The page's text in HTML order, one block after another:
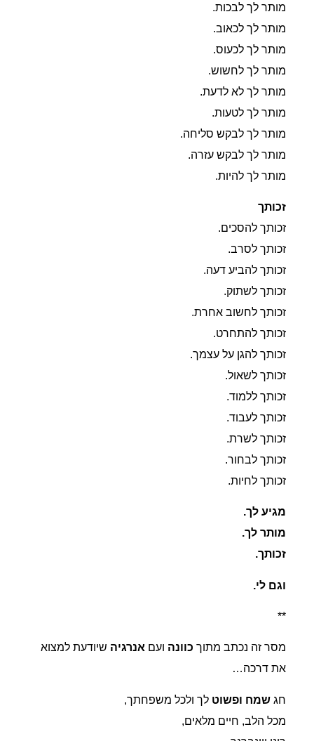
מותר לך לבכות.
מותר לך לכאוב.
מותר לך לכעוס.
מותר לך לחשוש.
מותר לך לא לדעת.
מותר לך לטעות.
מותר לך לבקש סליחה.
מותר לך לבקש עזרה.
מותר לך להיות.
זכותך
זכותך להסכים.
זכותך לסרב.
זכותך להביע דעה.
זכותך לשתוק.
זכותך לחשוב אחרת.
זכותך להתחרט.
זכותך להגן על עצמך.
זכותך לשאול.
זכותך ללמוד.
זכותך לעבוד.
זכותך לשרת.
זכותך לבחור.
זכותך לחיות.
מגיע לך.
מותר לך.
זכותך.
וגם לי.
**
מסר זה נכתב מתוך כוונה ועם אנרגיה שיודעת למצוא
את דרכה…
חג שמח ופשוט לך ולכל משפחתך,
מכל הלב, חיים מלאים,